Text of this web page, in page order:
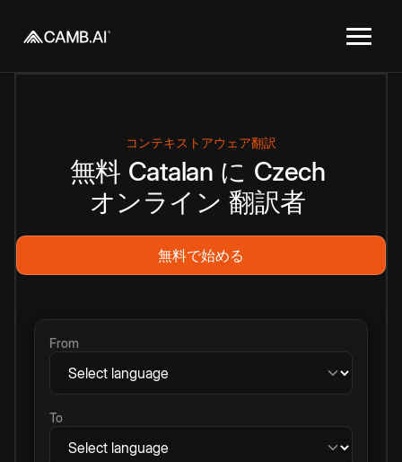
コンテキストアウェア翻訳
無料 Catalan に Czech
オンライン 翻訳者
無料で始める
From
To